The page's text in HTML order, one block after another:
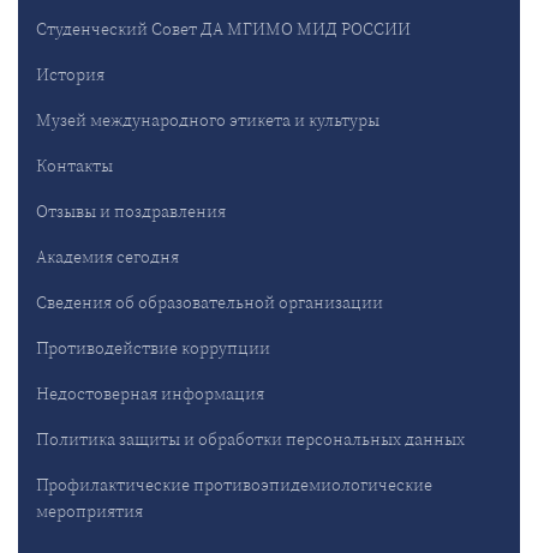
Студенческий Совет ДА МГИМО МИД РОССИИ
История
Музей международного этикета и культуры
Контакты
Отзывы и поздравления
Академия сегодня
Сведения об образовательной организации
Противодействие коррупции
Недостоверная информация
Политика защиты и обработки персональных данных
Профилактические противоэпидемиологические
мероприятия